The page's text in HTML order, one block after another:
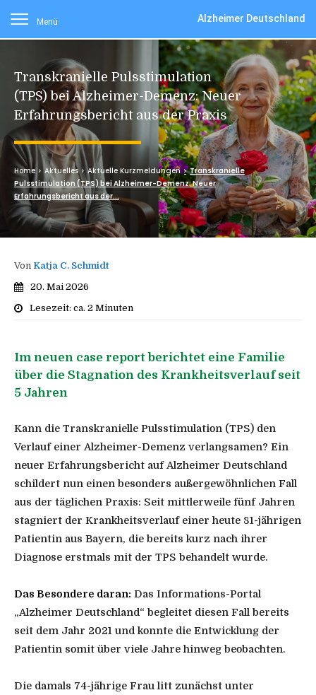
Transkranielle Pulsstimulation
(TPS) bei Alzheimer-Demenz: Neuer
Erfahrungsbericht aus der Praxis
Home Aktuelles Aktuelle Kurzmeldungen
Transkranielle
Pulsstimulation (TPS) bei Alzheimer-Demenz: Neuer
Erfahrungsbericht aus der...
Von Katja C. Schmidt
20. Mai 2026
Lesezeit: ca. 2 Minuten
Im neuen case report berichtet eine Familie
über die Stagnation des Krankheitsverlauf seit
5 Jahren
Kann die Transkranielle Pulsstimulation (TPS) den
Verlauf einer Alzheimer-Demenz verlangsamen? Ein
neuer Erfahrungsbericht auf Alzheimer Deutschland
schildert nun einen besonders außergewöhnlichen Fall
aus der täglichen Praxis: Seit mittlerweile fünf Jahren
stagniert der Krankheitsverlauf einer heute 81-jährigen
Patientin aus Bayern, die bereits kurz nach ihrer
Diagnose erstmals mit der TPS behandelt wurde.
Das Besondere daran: Das Informations-Portal
„Alzheimer Deutschland“ begleitet diesen Fall bereits
seit dem Jahr 2021 und konnte die Entwicklung der
Patientin somit über viele Jahre hinweg beobachten.
Die damals 74-jährige Frau litt zunächst unter
Menü Alzheimer Deutschland